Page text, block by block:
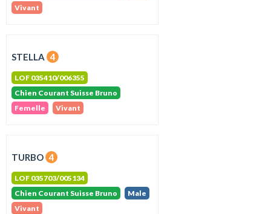
Vivant
STELLA 4
LOF 035410/006355
Chien Courant Suisse Bruno
Femelle
Vivant
TURBO 4
LOF 035703/005134
Chien Courant Suisse Bruno
Male
Vivant